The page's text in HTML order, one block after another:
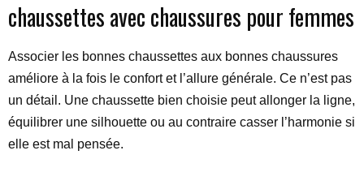
chaussettes avec chaussures pour femmes
Associer les bonnes chaussettes aux bonnes chaussures
améliore à la fois le confort et l’allure générale. Ce n’est pas
un détail. Une chaussette bien choisie peut allonger la ligne,
équilibrer une silhouette ou au contraire casser l’harmonie si
elle est mal pensée.